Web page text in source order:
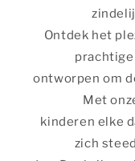
Ontdek het
ontworpen om
Met
kinderen elke
zich